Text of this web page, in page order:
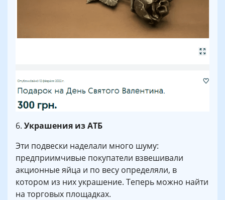
6. Украшения из АТБ
Эти подвески наделали много шуму:
предприимчивые покупатели взвешивали
акционные яйца и по весу определяли, в
котором из них украшение. Теперь можно найти
на торговых площадках.